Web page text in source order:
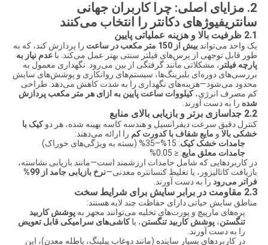
2. مزایای اصلی: چرا کاربران جهانی
سانتریفیوژهای دکانتر را انتخاب می‌کنند
2.1 ظرفیت بالا و هزینه عملیاتی پایین
یک واحد می‌تواندبیش از 150 متر مکعب در ساعت
را پردازش کند، که به
طور قابل توجهی از پرس‌های فیلتر سنتی بهتر عمل می‌کند. با عدم نیاز به
پارچه فیلتر ، مشکلاتی مانند گرفتگی از بین می‌رود. نگهداری معمول به
بررسی‌های دوره‌ای بلبرینگ‌ها، سیستم‌های روانکاری و پوشش‌های سایش
محدود می‌شود—هزینه‌های نگهداری را به شدت کاهش می‌دهد. طراحی
کم مصرف انرژی،کیلووات ساعت پایین به ازای هر متر مکعب پردازش
شده را به دست آورند.
2.2 جداسازی برتر و بازیابی بالای منابع
کنترل دقیق سرعت دیفرانسیل و هندسه کاسه بهینه شده، هر دوکیک با
خشکی بالاو مایع شفاف با کدورت کم را ارائه می‌دهند:
جامدات خشک کیک: 15%–35% (بسته به ویژگی‌های خوراک)
جامدات معلق مایع: ≤ 0.05%
در کاربردهایی که شامل جامدات ارزشمند است—مانند بازیابی نشاسته،
بازیافت کاتالیزور، یا تغلیظ کنسانتره معدنی—
نرخ بازیابی جامد از 99%
فراتر می‌رود را به دست آورند.
2.3 مقاومت در برابر سایش برای شرایط سخت
مناطق سایش حیاتی دارای حفاظت چند لایه هستند:
پره‌های مارپیچ و پورت‌های تخلیه می‌توانند مجهز به پوشش کاربید
تنگستن، پوشش کاربید تنگستن، یاکاشی‌های سرامیکی قابل تعویض
را به دست آورند.
در کاربردهای بسیار ساینده (مانند دوغاب پیلینگ، باطله معدن)، این